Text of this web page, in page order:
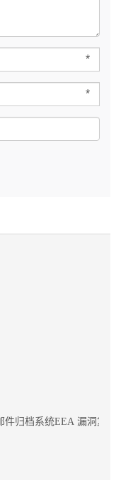
*
*
件归档系统EEA 漏洞复现